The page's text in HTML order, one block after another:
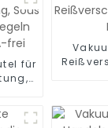
für